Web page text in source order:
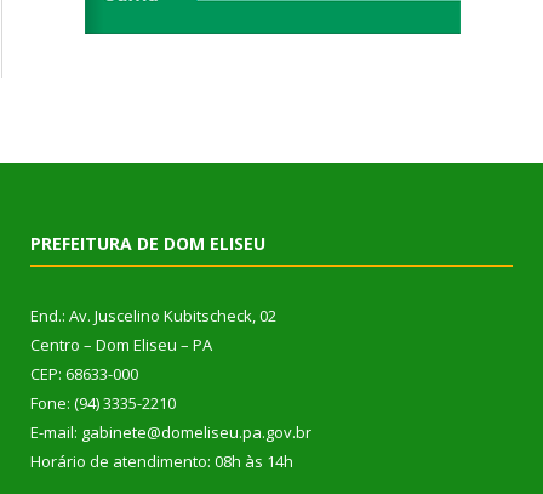
PREFEITURA DE DOM ELISEU
End.: Av. Juscelino Kubitscheck, 02
Centro – Dom Eliseu – PA
CEP: 68633-000
Fone: (94) 3335-2210
E-mail: gabinete@domeliseu.pa.gov.br
Horário de atendimento: 08h às 14h